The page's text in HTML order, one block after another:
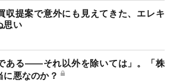
収提案で意外にも見えてきた、エレキ
思い
ある――それ以外を除いては」。「株
悪なのか？